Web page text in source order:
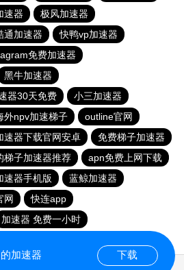
速器
极风加速器
通加速器
快鸭vp加速器
免费加速器
黑牛加速器
器30天免费
小三加速器
外npv加速梯子
outline官网
速器下载官网安卓
免费梯子加速器
梯子加速器推荐
apn免费上网下载
速器手机版
蓝鲸加速器
网
快连app
加速器 免费一小时
加速器 下载